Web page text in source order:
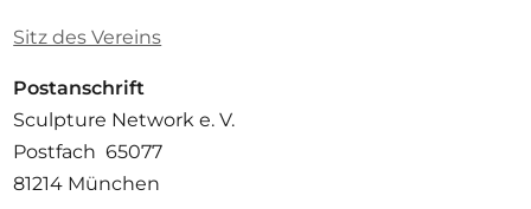
Sitz des Vereins
Postanschrift
Sculpture Network e. V.
Postfach 65077
81214 München